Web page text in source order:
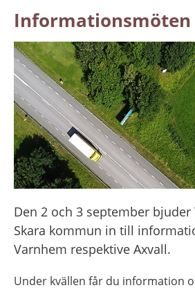
Informationsmöten
Den 2 och 3 september bjuder
Skara kommun in till
Varnhem respektive Axvall.
Under kvällen får du information